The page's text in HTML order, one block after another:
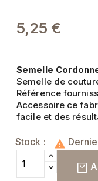
5,25 €
Semelle
Semelle de
Référence
Accessoire ce
facile et des
Stock : 